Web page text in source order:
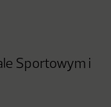
Sportowym i